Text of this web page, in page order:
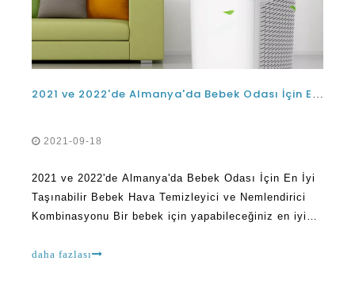
2021 ve 2022'de Almanya'da Bebek Odası İçin En İyi Taşınabilir Bebek Hava Temizleyici ve Nemlendirici Kombinasyonu
2021-09-18
2021 ve 2022'de Almanya'da Bebek Odası İçin En İyi
Taşınabilir Bebek Hava Temizleyici ve Nemlendirici
Kombinasyonu Bir bebek için yapabileceğiniz en iyi
olmasını sağlamaktır.Bu onların gelişimi için çok
daha fazlası